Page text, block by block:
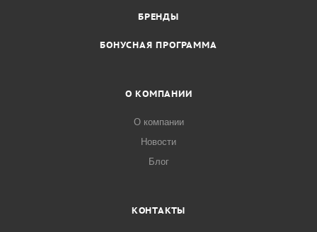
БРЕНДЫ
БОНУСНАЯ ПРОГРАММА
О КОМПАНИИ
О компании
Новости
Блог
КОНТАКТЫ